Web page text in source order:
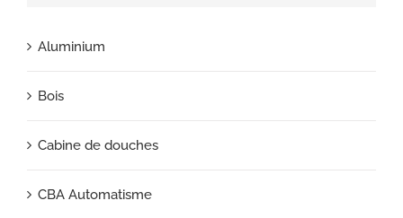
Aluminium
Bois
Cabine de douches
CBA Automatisme